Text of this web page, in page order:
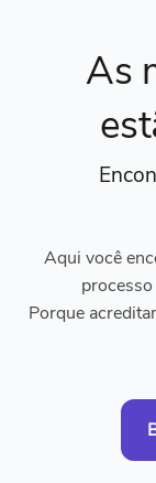
As
Aqui você
Porque